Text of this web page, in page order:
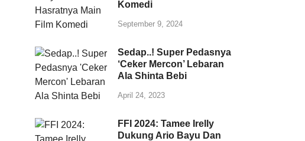
Komedi
September 9, 2024
Sedap..! Super Pedasnya
‘Ceker Mercon’ Lebaran
Ala Shinta Bebi
April 24, 2023
FFI 2024: Tamee Irelly
Dukung Ario Bayu Dan